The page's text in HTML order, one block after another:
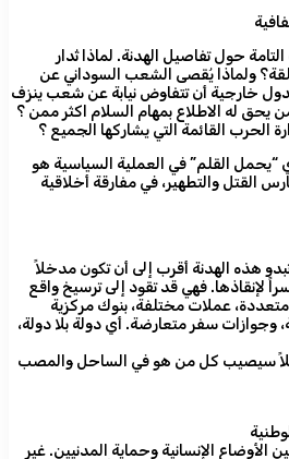
حول تفاصيل الهدنة. لماذا تُدار
ولماذا يُقصى الشعب السوداني عن
خارجية أن تتفاوض نيابة عن شعب ينزف
يحق له الاطلاع بمهام السلام اكثر ممن ؟
الحرب القائمة التي يشاركها الجميع ؟
القلم” في العملية السياسية هو
القتل والتطهير، في مفارقة أخلاقية
هذه الهدنة أقرب إلى أن تكون مدخلاً
لإنقاذها. فهي قد تقود إلى ترسيخ واقع
عملات مختلفة، بنوك مركزية
وجوازات سفر متعارضة. أي دولة بلا دولة،
سيصيب كل من هو في الساحل والمصب
الأوضاع الإنسانية وحماية المدنيين. غير